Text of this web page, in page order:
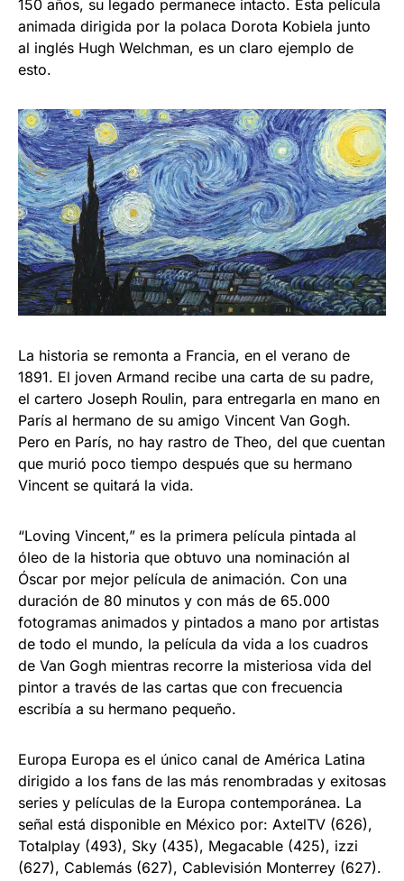
150 años, su legado permanece intacto. Esta película
animada dirigida por la polaca Dorota Kobiela junto
al inglés Hugh Welchman, es un claro ejemplo de
esto.
La historia se remonta a Francia, en el verano de
1891. El joven Armand recibe una carta de su padre,
el cartero Joseph Roulin, para entregarla en mano en
París al hermano de su amigo Vincent Van Gogh.
Pero en París, no hay rastro de Theo, del que cuentan
que murió poco tiempo después que su hermano
Vincent se quitará la vida.
“Loving Vincent,” es la primera película pintada al
óleo de la historia que obtuvo una nominación al
Óscar por mejor película de animación. Con una
duración de 80 minutos y con más de 65.000
fotogramas animados y pintados a mano por artistas
de todo el mundo, la película da vida a los cuadros
de Van Gogh mientras recorre la misteriosa vida del
pintor a través de las cartas que con frecuencia
escribía a su hermano pequeño.
Europa Europa es el único canal de América Latina
dirigido a los fans de las más renombradas y exitosas
series y películas de la Europa contemporánea. La
señal está disponible en México por: AxtelTV (626),
Totalplay (493), Sky (435), Megacable (425), izzi
(627), Cablemás (627), Cablevisión Monterrey (627).